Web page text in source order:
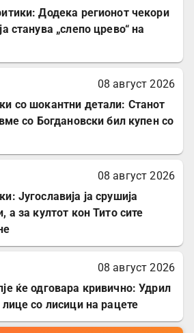
Додека регионот чекори
станува „слепо црево“ на
08 август 2026
со шокантни детали: Станот
со Богдановски бил купен со
08 август 2026
Југославија ја срушија
а за култот кон Тито сите
08 август 2026
ќе одговара кривично: Удрил
со лисици на рацете